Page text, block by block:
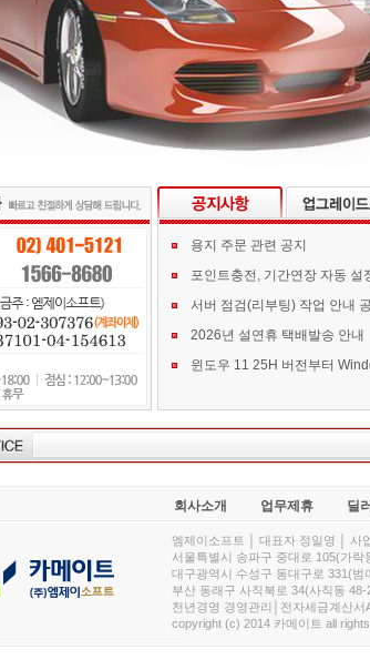
용지 주문 관련 공지
포인트충전, 기간연장 자동 설
서버 점검(리부팅) 작업 안내
2026년 설연휴 택배발송 안내
회사소개 업무제휴 딜
엠제이소프트 │ 대표자 정일영 │ 사
서울특별시 송파구 중대로 105(가
대구광역시 수성구 동대구로 331(
부산 동래구 사직북로 34(사직동
천년경영 경영관리│전자세금계산
copyright (c) 2014 카메이트 all